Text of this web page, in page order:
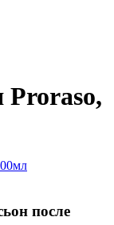
Proraso,
после